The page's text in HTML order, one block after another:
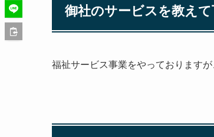
御社のサービスを教え
福祉サービス事業をやっております